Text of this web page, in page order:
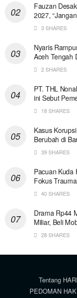
Fauzan
2027,
3 SHARES
Nyaris
Aceh Tengah
2 SHARES
PT. THL
ini Sebut
18 SHARES
Kasus
Berubah di
39 SHARES
Pacuan Kuda
Fokus
40 SHARES
Drama Rp44
Miliar, Beli
28 SHARES
Tentang
PEDOMAN